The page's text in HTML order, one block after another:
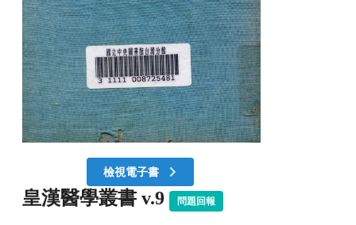
檢視電子書
皇漢醫學叢書 v.9 問題回報